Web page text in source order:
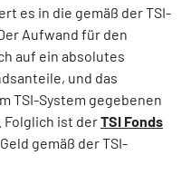
es in die gemäß der TSI-
Aufwand für den
auf ein absolutes
und das
TSI-System gegebenen
Folglich ist derTSI Fonds
gemäß der TSI-